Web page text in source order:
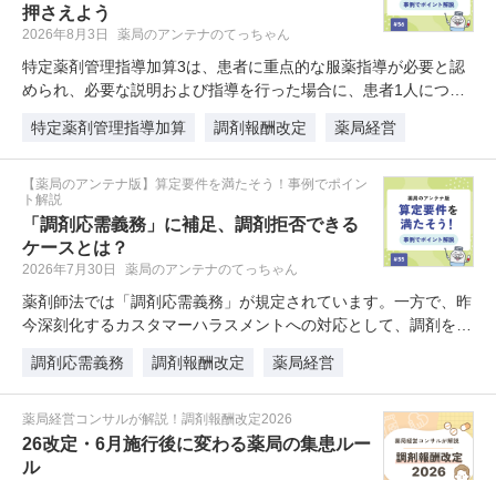
押さえよう
2026年8月3日 薬局のアンテナのてっちゃん
特定薬剤管理指導加算3は、患者に重点的な服薬指導が必要と認
められ、必要な説明および指導を行った場合に、患者1人につき
特定薬剤管理指導加算
調剤報酬改定 薬局経営
【薬局のアンテナ版】算定要件を満たそう！事例でポイン
ト解説
「調剤応需義務」に補足、調剤拒否できる
ケースとは？
2026年7月30日 薬局のアンテナのてっちゃん
薬剤師法では「調剤応需義務」が規定されています。一方で、昨
今深刻化するカスタマーハラスメントへの対応として、調剤を断
調剤応需義務
調剤報酬改定 薬局経営
薬局経営コンサルが解説！調剤報酬改定2026
26改定・6月施行後に変わる薬局の集患ルー
ル